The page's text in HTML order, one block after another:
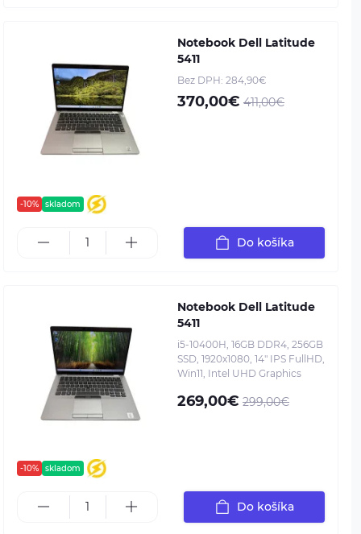
-10% skladom
Notebook Dell Latitude
5411
Bez DPH: 284,90€
370,00€ 411,00€
Do košíka
-10% skladom
Notebook Dell Latitude
5411
i5-10400H, 16GB DDR4, 256GB
SSD, 1920x1080, 14" IPS FullHD,
Win11, Intel UHD Graphics
269,00€ 299,00€
Do košíka